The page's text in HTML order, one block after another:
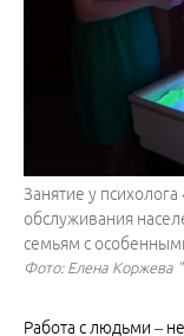
Занятие у
обслуживания
семьям с
Фото: Елена Коржева
Работа с людьми –